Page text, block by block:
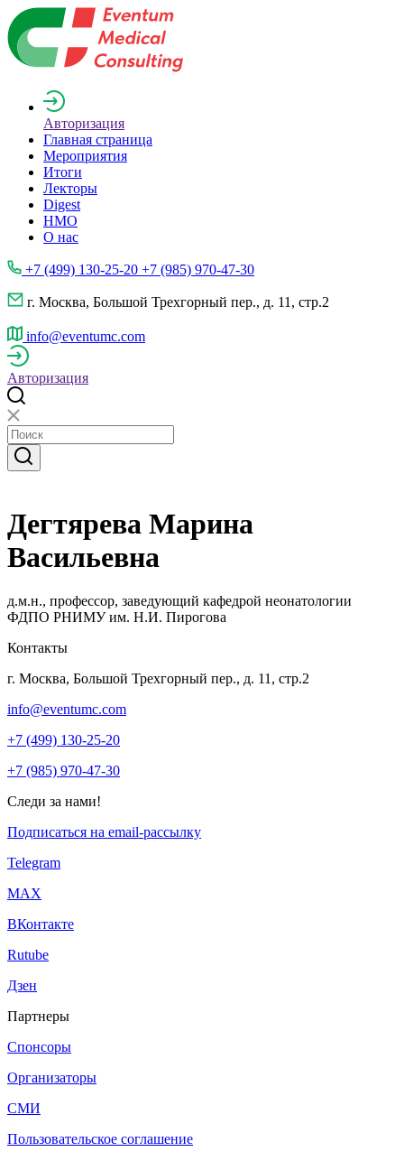
Авторизация
Главная страница
Мероприятия
Итоги
Лекторы
Digest
НМО
О нас
+7 (499) 130-25-20 +7 (985) 970-47-30
г. Москва, Большой Трехгорный пер., д. 11, стр.2
info@eventumc.com
Авторизация
Дегтярева Марина
Васильевна
д.м.н., профессор, заведующий кафедрой неонатологии
ФДПО РНИМУ им. Н.И. Пирогова
Контакты
г. Москва, Большой Трехгорный пер., д. 11, стр.2
info@eventumc.com
+7 (499) 130-25-20
+7 (985) 970-47-30
Следи за нами!
Подписаться на email-рассылку
Telegram
МАХ
ВКонтакте
Rutube
Дзен
Партнеры
Спонсоры
Организаторы
СМИ
Пользовательское соглашение